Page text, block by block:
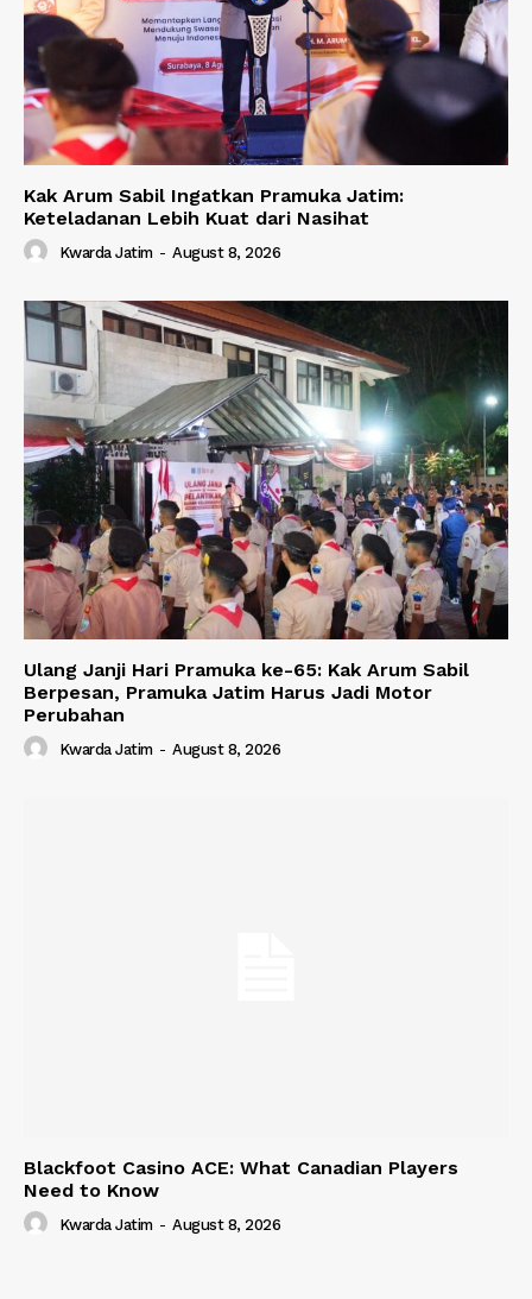
Kak Arum Sabil Ingatkan Pramuka Jatim:
Keteladanan Lebih Kuat dari Nasihat
Kwarda Jatim - August 8, 2026
Ulang Janji Hari Pramuka ke-65: Kak Arum Sabil
Berpesan, Pramuka Jatim Harus Jadi Motor
Perubahan
Kwarda Jatim - August 8, 2026
Blackfoot Casino ACE: What Canadian Players
Need to Know
Kwarda Jatim - August 8, 2026